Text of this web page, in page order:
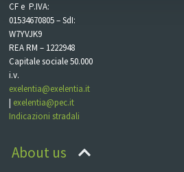
CF e P.IVA:
01534670805 – SdI:
W7YVJK9
REA RM – 1222948
Capitale sociale 50.000
i.v.
exelentia@exelentia.it
| exelentia@pec.it
Indicazioni stradali
About us